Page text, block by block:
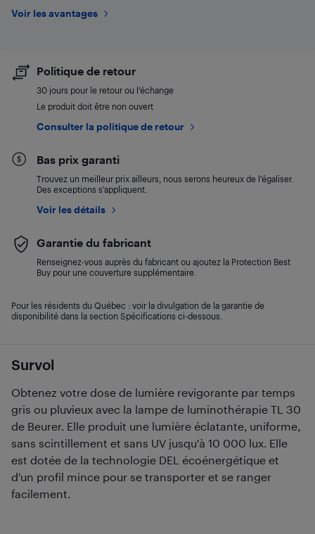
Survol
Obtenez votre dose de lumière revigorante par temps
gris ou pluvieux avec la lampe de luminothérapie TL 30
de Beurer. Elle produit une lumière éclatante, uniforme,
sans scintillement et sans UV jusqu'à 10 000 lux. Elle
est dotée de la technologie DEL écoénergétique et
d'un profil mince pour se transporter et se ranger
facilement.
Voir les avantages
Politique de retour
30 jours pour le retour ou l’échange
Le produit doit être non ouvert
Consulter la politique de retour
Bas prix garanti
Trouvez un meilleur prix ailleurs, nous serons heureux de l’égaliser.
Des exceptions s’appliquent.
Voir les détails
Garantie du fabricant
Renseignez-vous auprès du fabricant ou ajoutez la Protection Best
Buy pour une couverture supplémentaire.
Pour les résidents du Québec : voir la divulgation de la garantie de
disponibilité dans la section Spécifications ci-dessous.